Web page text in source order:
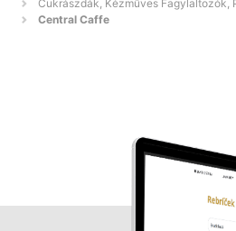
Cukrászdák, Kézműves Fagylaltozók,
Central Caffe